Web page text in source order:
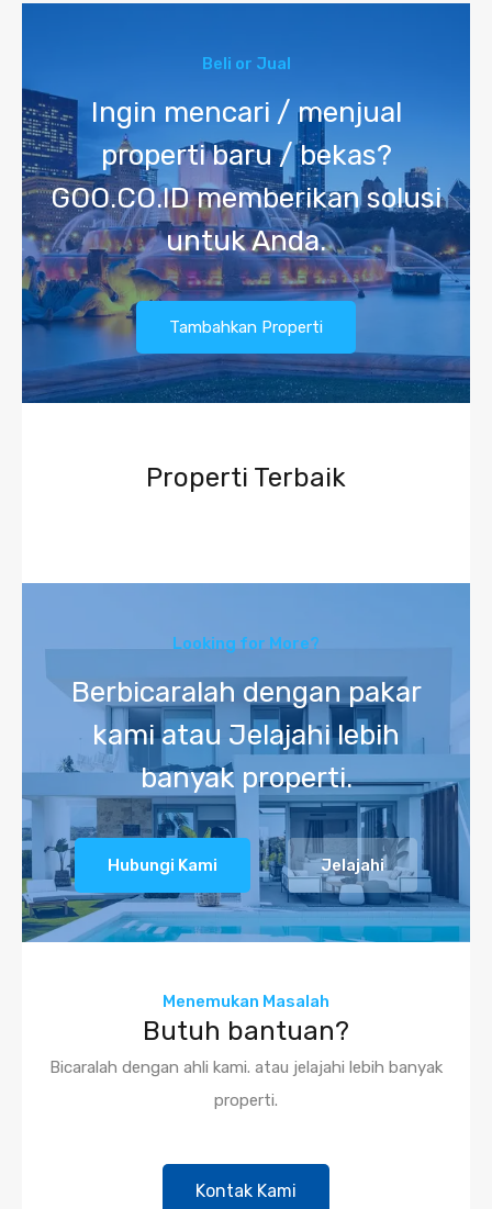
Beli or Jual
Ingin mencari / menjual
properti baru / bekas?
GOO.CO.ID memberikan solusi
untuk Anda.
Tambahkan Properti
Properti Terbaik
Looking for More?
Berbicaralah dengan pakar
kami atau Jelajahi lebih
banyak properti.
Hubungi Kami Jelajahi
Menemukan Masalah
Butuh bantuan?
Bicaralah dengan ahli kami. atau jelajahi lebih banyak
properti.
Kontak Kami